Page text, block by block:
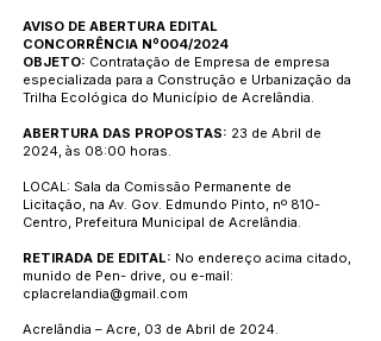
AVISO DE ABERTURA EDITAL
CONCORRÊNCIA Nº004/2024
OBJETO: Contratação de Empresa de empresa
especializada para a Construção e Urbanização da
Trilha Ecológica do Município de Acrelândia.
ABERTURA DAS PROPOSTAS: 23 de Abril de
2024, às 08:00 horas.
LOCAL: Sala da Comissão Permanente de
Licitação, na Av. Gov. Edmundo Pinto, nº 810-
Centro, Prefeitura Municipal de Acrelândia.
RETIRADA DE EDITAL: No endereço acima citado,
munido de Pen- drive, ou e-mail:
cplacrelandia@gmail.com
Acrelândia – Acre, 03 de Abril de 2024.